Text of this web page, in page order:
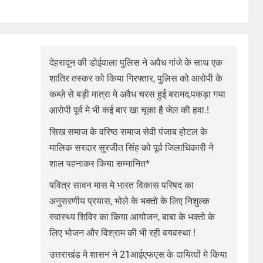
देहरादून की डोईवाला पुलिस ने अवैध गांजे के साथ एक
शातिर तस्कर को किया गिरफ्तार, पुलिस को आरोपी के
कब्ज़े से बड़ी मात्रा मे अवैध चरस हुई बरामद,पकड़ा गया
आरोपी पूर्व मे भी कई बार खा चूका है जेल की हवा.!
सिख समाज के वरिष्ठ समाज सेवी पंजाब होटल के
मालिक सरदार सुरजीत सिंह को पूर्व जिलाधिकारी ने
शाल पहनाकर किया सम्मानित*
पवित्र सावन मास मे भारत विकास परिषद का
अनुसरणीय प्रयास, भोले के भक्तो के लिए निशुल्क
स्वास्थ्य शिविर का किया आयोजन, बाबा के भक्तो के
लिए भोजन और विश्राम की भी रही वयवस्था !
उत्तराखंड मे शासन ने 21आईएफएस के दायित्वों मे किया